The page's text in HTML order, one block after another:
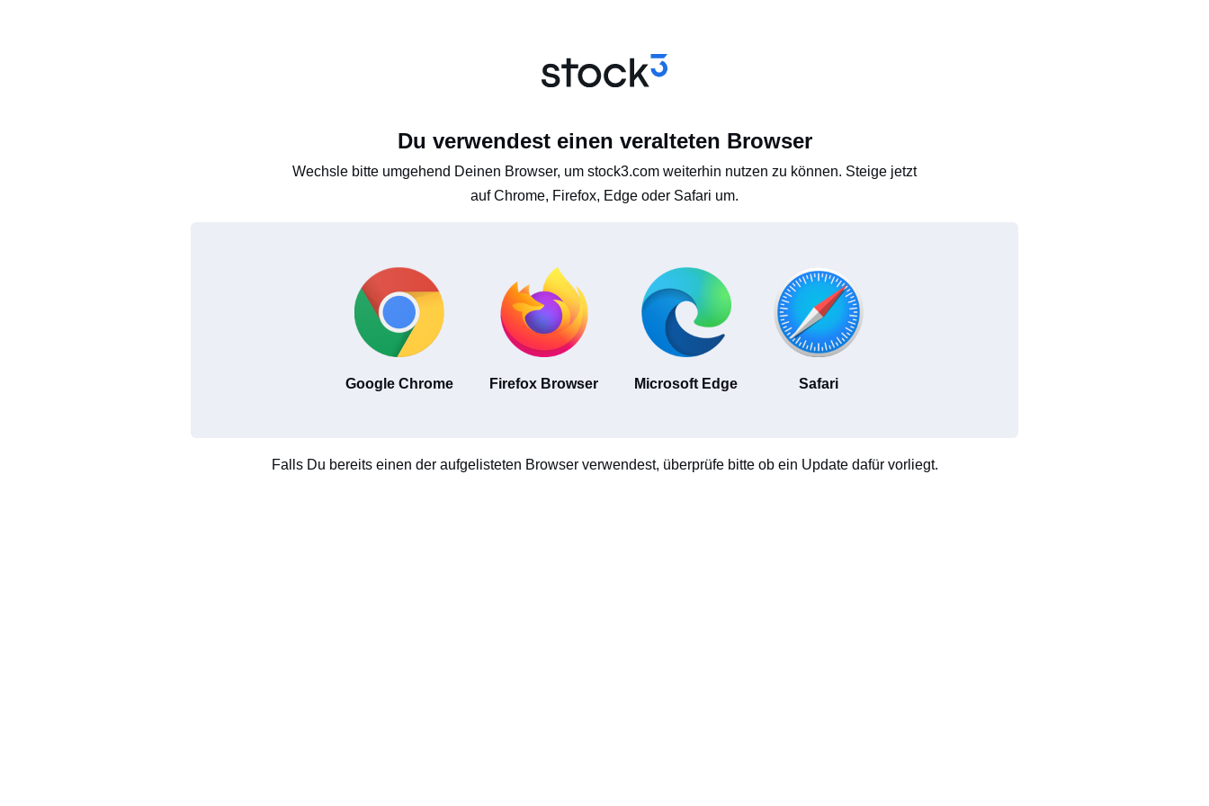
Du verwendest einen veralteten Browser
Wechsle bitte umgehend Deinen Browser, um stock3.com weiterhin nutzen zu können. Steige jetzt
auf Chrome, Firefox, Edge oder Safari um.
Google Chrome Firefox Browser Microsoft Edge Safari
Falls Du bereits einen der aufgelisteten Browser verwendest, überprüfe bitte ob ein Update dafür vorliegt.